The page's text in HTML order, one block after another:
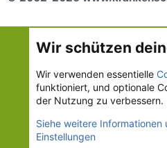
Wir schützen
Wir verwenden essentielle
funktioniert, und optionale
der Nutzung zu verbessern.
Siehe weitere
Einstellungen